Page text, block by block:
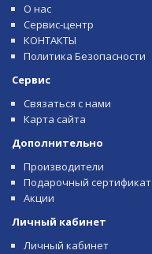
О нас
Сервис-центр
КОНТАКТЫ
Политика Безопасности
Сервис
Связаться с нами
Карта сайта
Дополнительно
Производители
Подарочный сертификат
Акции
Личный кабинет
Личный кабинет